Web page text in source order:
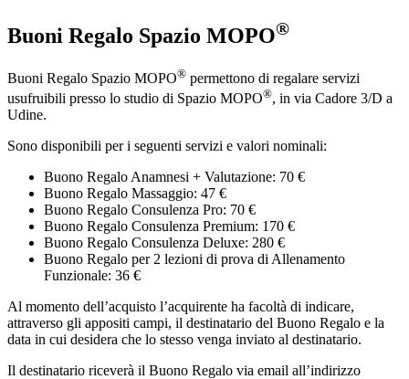
Buoni Regalo Spazio MOPO®
Buoni Regalo Spazio MOPO® permettono di regalare servizi
usufruibili presso lo studio di Spazio MOPO®, in via Cadore 3/D a
Udine.
Sono disponibili per i seguenti servizi e valori nominali:
Buono Regalo Anamnesi + Valutazione: 70 €
Buono Regalo Massaggio: 47 €
Buono Regalo Consulenza Pro: 70 €
Buono Regalo Consulenza Premium: 170 €
Buono Regalo Consulenza Deluxe: 280 €
Buono Regalo per 2 lezioni di prova di Allenamento
Funzionale: 36 €
Al momento dell’acquisto l’acquirente ha facoltà di indicare,
attraverso gli appositi campi, il destinatario del Buono Regalo e la
data in cui desidera che lo stesso venga inviato al destinatario.
Il destinatario riceverà il Buono Regalo via email all’indirizzo